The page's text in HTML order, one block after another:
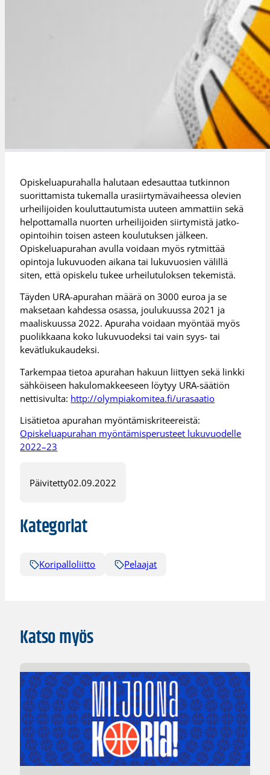
Opiskeluapurahalla halutaan edesauttaa tutkinnon
suorittamista tukemalla urasiirtymävaiheessa olevien
urheilijoiden kouluttautumista uuteen ammattiin sekä
helpottamalla nuorten urheilijoiden siirtymistä jatko-
opintoihin toisen asteen koulutuksen jälkeen.
Opiskeluapurahan avulla voidaan myös rytmittää
opintoja lukuvuoden aikana tai lukuvuosien välillä
siten, että opiskelu tukee urheilutuloksen tekemistä.
Täyden URA-apurahan määrä on 3000 euroa ja se
maksetaan kahdessa osassa, joulukuussa 2021 ja
maaliskuussa 2022. Apuraha voidaan myöntää myös
puolikkaana koko lukuvuodeksi tai vain syys- tai
kevätlukukaudeksi.
Tarkempaa tietoa apurahan hakuun liittyen sekä linkki
sähköiseen hakulomakkeeseen löytyy URA-säätiön
nettisivulta: http://olympiakomitea.fi/urasaatio
Lisätietoa apurahan myöntämiskriteereistä:
Opiskeluapurahan myöntämisperusteet lukuvuodelle
2022–23
Päivitetty02.09.2022
Kategoriat
Koripalloliitto Pelaajat
Katso myös